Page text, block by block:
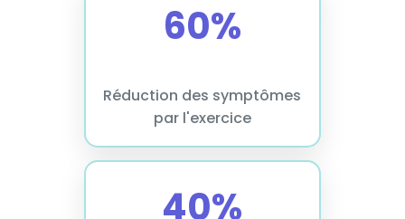
60%
Réduction des symptômes
par l'exercice
40%